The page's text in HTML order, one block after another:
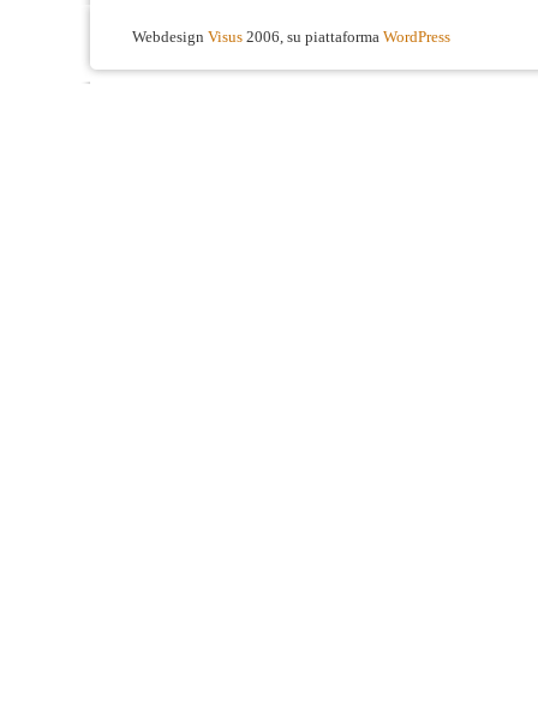
Webdesign Visus 2006, su piattaforma WordPress